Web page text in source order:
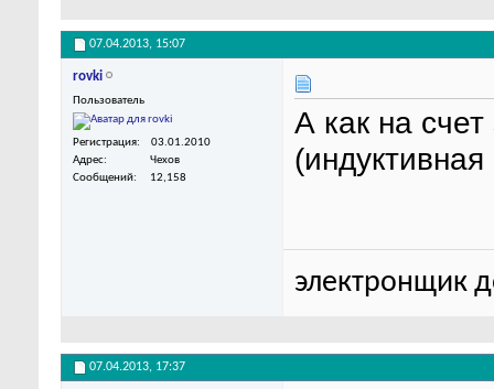
07.04.2013, 15:07
rovki
Пользователь
Регистрация
03.01.2010
Адрес
Чехов
Сообщений
12,158
А как на
(индуктивная
электронщик
07.04.2013, 17:37